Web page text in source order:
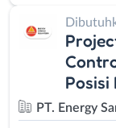
Posisi
PT. Energy